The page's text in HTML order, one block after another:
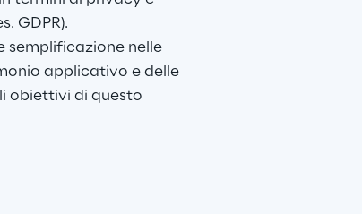
GDPR).
semplificazione nelle
applicativo e delle
obiettivi di questo